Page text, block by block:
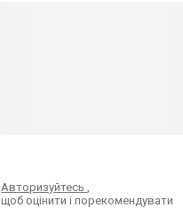
Авторизуйтесь,
щоб оцінити і порекомендувати